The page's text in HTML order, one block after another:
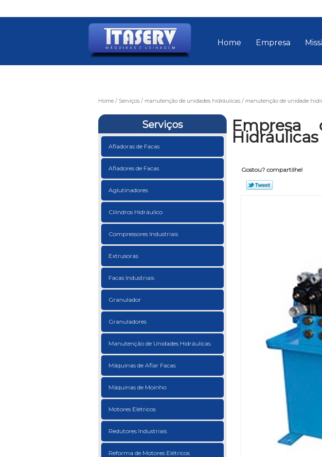
Home Empresa
Home Serviços manutenção de unidades hidráulicas manutenção de unidade
Serviços
Afiadoras de Facas
Afiadores de Facas
Aglutinadores
Cilindros Hidráulico
Compressores Industriais
Extrusoras
Facas Industriais
Granulador
Granuladores
Manutenção de Unidades Hidráulicas
Máquinas de Afiar Facas
Máquinas de Moinho
Motores Elétricos
Redutores Industriais
Reforma de Motores Elétricos
Empresa
Gostou? compartilhe!